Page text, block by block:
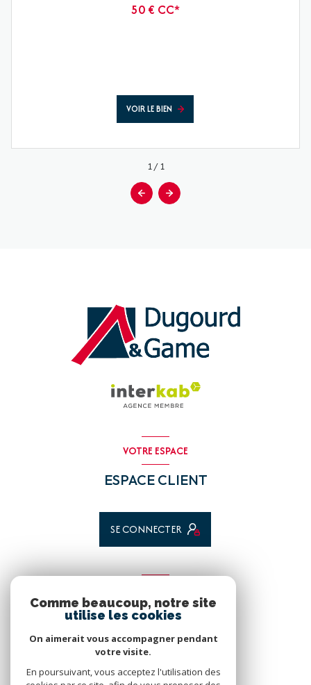
50 € CC*
VOIR LE BIEN
1/1
VOTRE ESPACE
ESPACE CLIENT
SE CONNECTER
Nous adhérons
Comme beaucoup, notre site
utilise les cookies
On aimerait vous accompagner pendant
votre visite.
En poursuivant, vous acceptez l'utilisation des